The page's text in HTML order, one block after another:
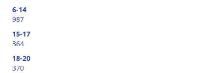
6-14
987
15-17
364
18-20
370